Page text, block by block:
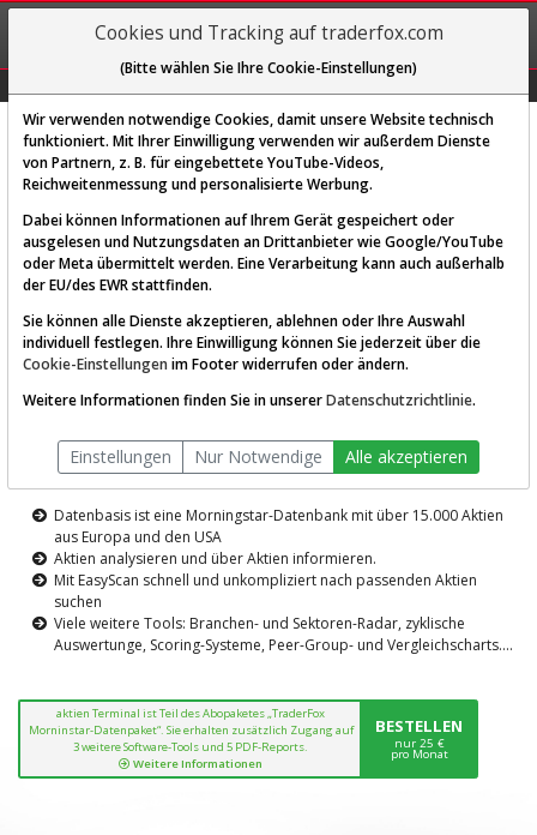
REGIS-
TRIEREN
Diese Funktion ist nur für
AKTIEN-TERMINAL
Die Aktienanalyse-Plattform von
TraderFox
Datenbasis ist eine Morningstar-Datenbank mit über 15.000 Aktien
aus Europa und den USA
Aktien analysieren und über Aktien informieren.
Mit EasyScan schnell und unkompliziert nach passenden Aktien
suchen
Viele weitere Tools: Branchen- und Sektoren-Radar, zyklische
Auswertunge, Scoring-Systeme, Peer-Group- und Vergleichscharts....
aktien Terminal ist Teil des Abopaketes „TraderFox
Morninstar-Datenpaket“. Sie erhalten zusätzlich Zugang auf
3 weitere Software-Tools und 5 PDF-Reports.
Weitere Informationen
BESTELLEN
nur 25 €
pro Monat
Cookies und Tracking auf traderfox.com
(Bitte wählen Sie Ihre Cookie-Einstellungen)
Wir verwenden notwendige Cookies, damit unsere Website technisch
funktioniert. Mit Ihrer Einwilligung verwenden wir außerdem Dienste
von Partnern, z. B. für eingebettete YouTube-Videos,
Reichweitenmessung und personalisierte Werbung.
Dabei können Informationen auf Ihrem Gerät gespeichert oder
ausgelesen und Nutzungsdaten an Drittanbieter wie Google/YouTube
oder Meta übermittelt werden. Eine Verarbeitung kann auch außerhalb
der EU/des EWR stattfinden.
Sie können alle Dienste akzeptieren, ablehnen oder Ihre Auswahl
individuell festlegen. Ihre Einwilligung können Sie jederzeit über die
Cookie-Einstellungen im Footer widerrufen oder ändern.
Weitere Informationen finden Sie in unsererDatenschutzrichtlinie.
Einstellungen Nur Notwendige Alle akzeptieren